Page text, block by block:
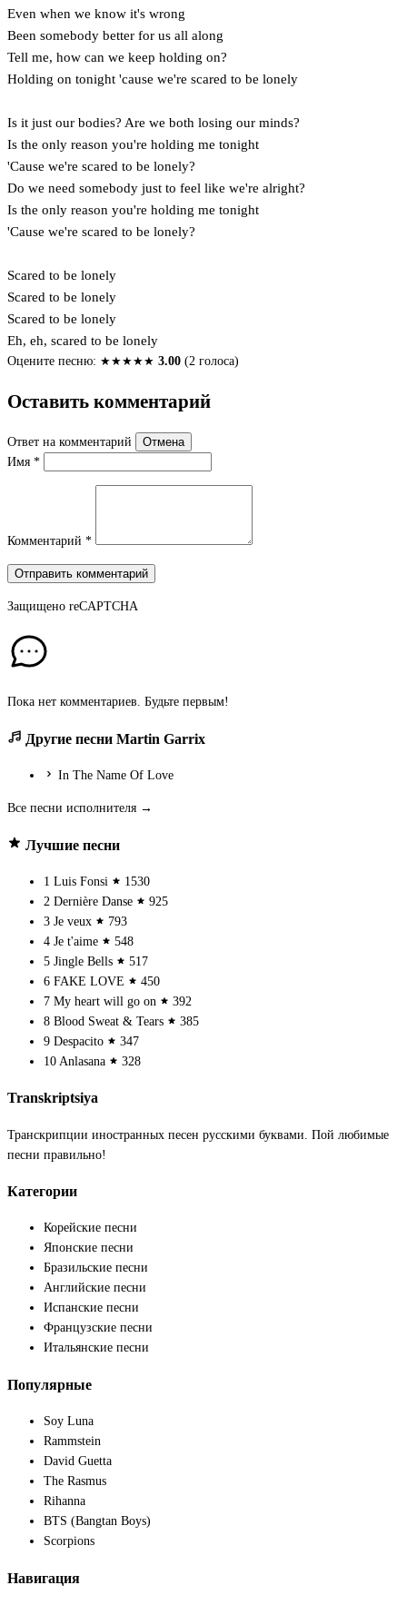
Even when we know it's wrong
Been somebody better for us all along
Tell me, how can we keep holding on?
Holding on tonight 'cause we're scared to be lonely
Is it just our bodies? Are we both losing our minds?
Is the only reason you're holding me tonight
'Cause we're scared to be lonely?
Do we need somebody just to feel like we're alright?
Is the only reason you're holding me tonight
'Cause we're scared to be lonely?
Scared to be lonely
Scared to be lonely
Scared to be lonely
Eh, eh, scared to be lonely
Оцените песню: ★★★★★ 3.00 (2 голоса)
Оставить комментарий
Ответ на комментарий
Отмена
Имя *
Комментарий *
Отправить комментарий
Защищено reCAPTCHA
Пока нет комментариев. Будьте первым!
Другие песни Martin Garrix
In The Name Of Love
Все песни исполнителя →
Лучшие песни
1 Luis Fonsi
1530
2 Dernière Danse
925
3 Je veux
793
4 Je t'aime
548
5 Jingle Bells
517
6 FAKE LOVE
450
7 My heart will go on
392
8 Blood Sweat & Tears
385
9 Despacito
347
10 Anlasana 328
Transkriptsiya
Транскрипции иностранных песен русскими буквами. Пой любимые
песни правильно!
Категории
Корейские песни
Японские песни
Бразильские песни
Английские песни
Испанские песни
Французские песни
Итальянские песни
Популярные
Soy Luna
Rammstein
David Guetta
The Rasmus
Rihanna
BTS (Bangtan Boys)
Scorpions
Навигация